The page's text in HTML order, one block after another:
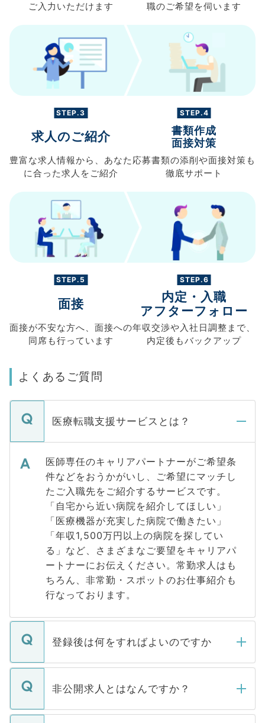
ご入力 いただけます
職のご希望を伺います
STEP.3
求人のご紹介
豊富な求人情報から、 あなた
に合った求人を ご紹介
STEP.4
書類作成
面接対策
応募書類の添削や面接対策も
徹底サポート
STEP.5
面接
面接が不安な方へ、 面接への
同席も行っています
STEP.6
内定・入職
アフターフォロー
年収交渉や入社日調整まで、
内定後もバックアップ
よくあるご質問
医療転職支援サービスとは？
医師専任のキャリアパートナーがご希望条
件などをおうかがいし、ご希望にマッチし
たご入職先をご紹介するサービスです。
「自宅から近い病院を紹介してほしい」
「医療機器が充実した病院で働きたい」
「年収1,500万円以上の病院を探してい
る」など、さまざまなご要望をキャリアパ
ートナーにお伝えください。常勤求人はも
ちろん、非常勤・スポットのお仕事紹介も
行なっております。
登録後は何をすればよいのですか
ご登録いただきましたら、弊社担当者がご
登録内容を確認し、その後メールもしくは
ます。通常、5営業日以内にはご連絡をせて
非公開求人とはなんですか？
マイナビDOCTORで取り扱っている求人の